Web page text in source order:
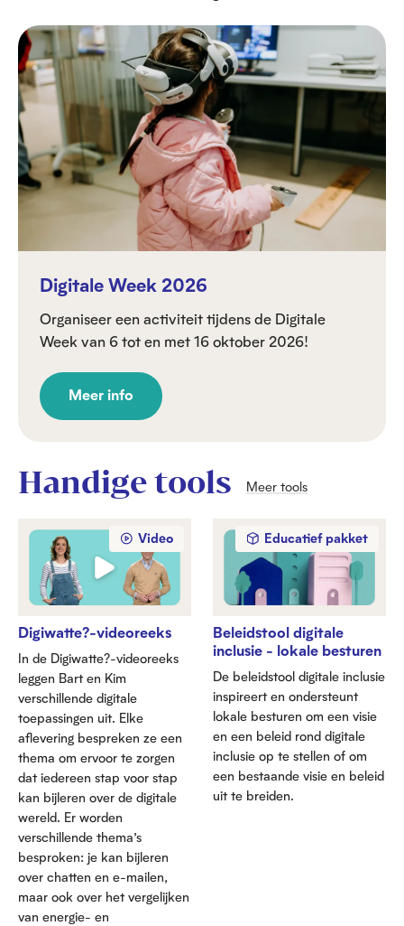
Digitale Week 2026
Organiseer een activiteit tijdens de Digitale
Week van 6 tot en met 16 oktober 2026!
Meer info
Handige tools Meer tools
Video
Digiwatte?-videoreeks
In de Digiwatte?-videoreeks
leggen Bart en Kim
verschillende digitale
toepassingen uit. Elke
aflevering bespreken ze een
thema om ervoor te zorgen
dat iedereen stap voor stap
kan bijleren over de digitale
wereld. Er worden
verschillende thema’s
besproken: je kan bijleren
over chatten en e-mailen,
maar ook over het vergelijken
van energie- en
Educatief pakket
Beleidstool digitale
inclusie - lokale besturen
De beleidstool digitale inclusie
inspireert en ondersteunt
lokale besturen om een visie
en een beleid rond digitale
inclusie op te stellen of om
een bestaande visie en beleid
uit te breiden.